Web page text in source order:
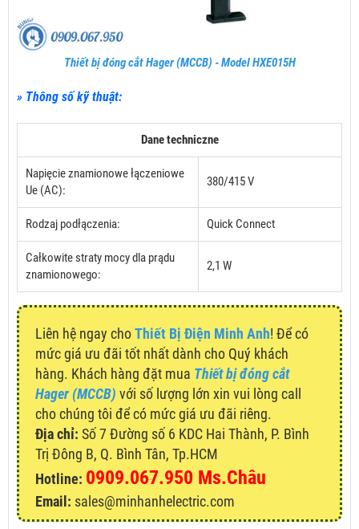
Thiết bị đóng cắt Hager (MCCB) - Model HXE015H
» Thông số kỹ thuật:
Dane techniczne
Napięcie znamionowe łączeniowe
Ue (AC):
380/415 V
Rodzaj podłączenia: Quick Connect
Całkowite straty mocy dla prądu
znamionowego:
2,1 W
Liên hệ ngay choThiết Bị Điện Minh Anh! Để có
mức giá ưu đãi tốt nhất dành cho Quý khách
hàng. Khách hàng đặt mua Thiết bị đóng cắt
Hager (MCCB) với số lượng lớn xin vui lòng call
cho chúng tôi để có mức giá ưu đãi riêng.
Địa chỉ: Số 7 Đường số 6 KDC Hai Thành, P. Bình
Trị Đông B, Q. Bình Tân, Tp.HCM
Hotline: 0909.067.950 Ms.Châu
Email: sales@minhanhelectric.com